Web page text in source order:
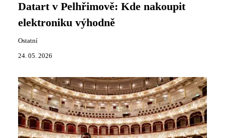
Datart v Pelhřimově: Kde nakoupit
elektroniku výhodně
Ostatní
24. 05. 2026